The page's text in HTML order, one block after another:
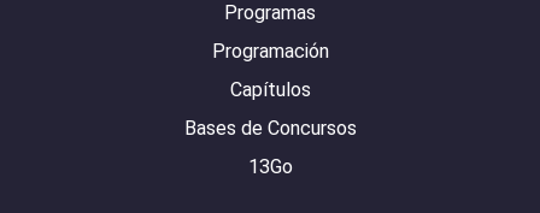
Programas
Programación
Capítulos
Bases de Concursos
13Go